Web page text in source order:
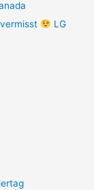
LG
tun dich über
Grüße Karl-